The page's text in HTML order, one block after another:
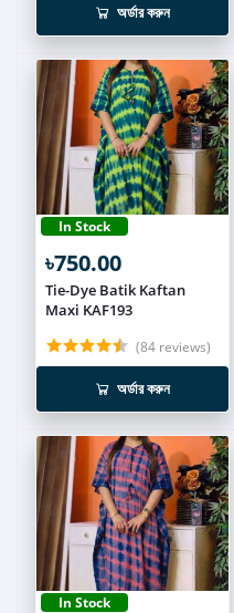
অর্ডার করুন
In Stock
৳750.00
Tie-Dye Batik Kaftan
Maxi KAF193
(84 reviews)
অর্ডার করুন
In Stock